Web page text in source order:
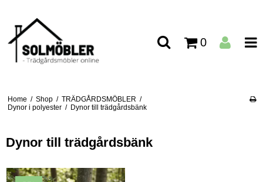
0
Home / Shop / TRÄDGÅRDSMÖBLER /
Dynor i polyester / Dynor till trädgårdsbänk
Dynor till trädgårdsbänk